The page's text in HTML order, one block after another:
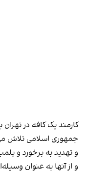
کارمند یک کافه در
جمهوری اسلامی تلاش
و تهدید به برخورد و
و از آنها به عنوان